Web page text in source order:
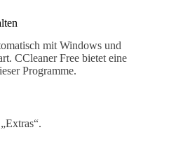
mit Windows und
CCleaner Free bietet eine
Programme.